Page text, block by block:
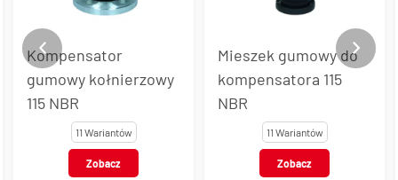
Kompensator
gumowy kołnierzowy
115 NBR
11 Wariantów
Zobacz
Mieszek gumowy do
kompensatora 115
NBR
11 Wariantów
Zobacz